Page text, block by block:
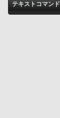
テキストコマンド